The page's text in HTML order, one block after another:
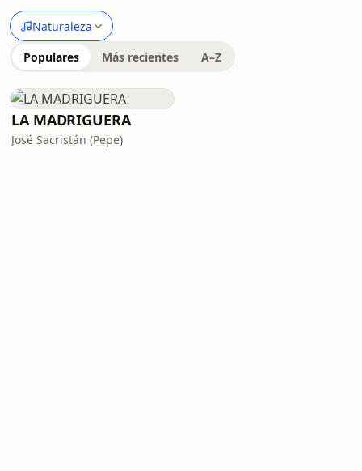
Naturaleza
Populares Más recientes A–Z
LA MADRIGUERA
José Sacristán (Pepe)